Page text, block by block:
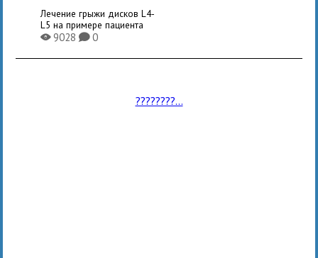
Лечение грыжи дисков L4-
L5 на примере пациента
X9028K0
????????...